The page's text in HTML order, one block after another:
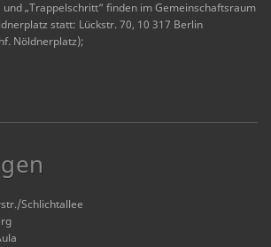
und „Trappelschritt“ finden im Gemeinschaftsraum
statt: Lückstr. 70, 10 317 Berlin
Nöldnerplatz);
Schlichtallee